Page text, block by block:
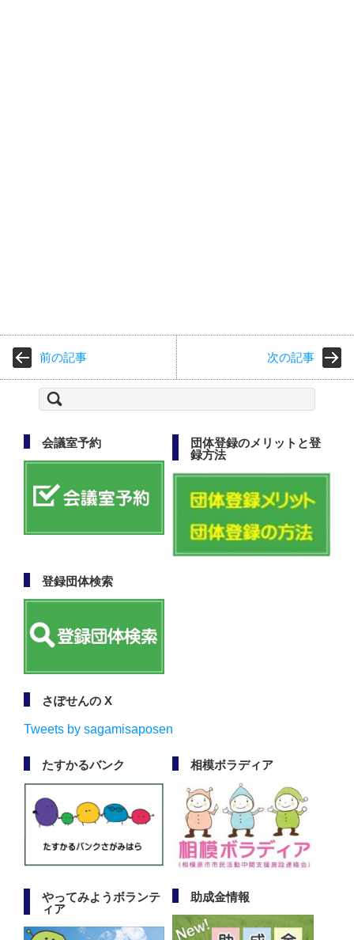
前の記事 次の記事
検
索:
会議室予約
団体登録のメリットと登
録方法
登録団体検索
さぽせんの X
Tweets by sagamisaposen
たすかるバンク 相模ボラディア
やってみようボランテ
ィア
助成金情報